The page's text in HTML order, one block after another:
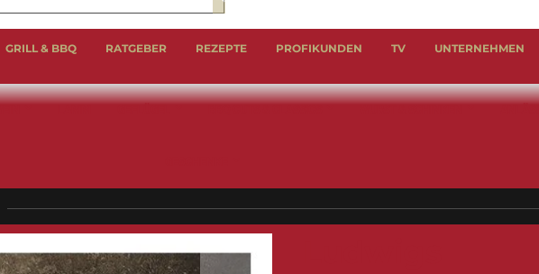
Suche
GRILL & BBQ RATGEBER REZEPTE PROFIKUNDEN TV UNTERNEHMEN